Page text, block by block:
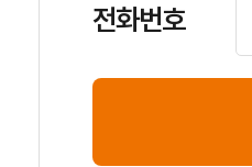
전화번호